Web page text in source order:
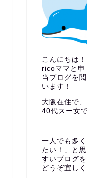
こんにちは！
ricoママと申
当ブログを
います！
大阪在住で
40代スー女
一人でも多
たい！」と
すいブログ
どうぞ宜し